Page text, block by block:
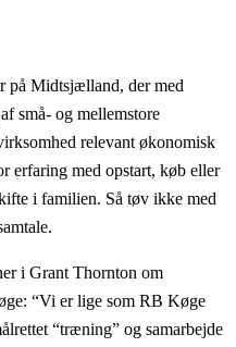
på Midtsjælland, der med
små- og mellemstore
relevant økonomisk
erfaring med opstart, køb eller
i familien. Så tøv ikke med
i Grant Thornton om
“Vi er lige som RB Køge
“træning” og samarbejde